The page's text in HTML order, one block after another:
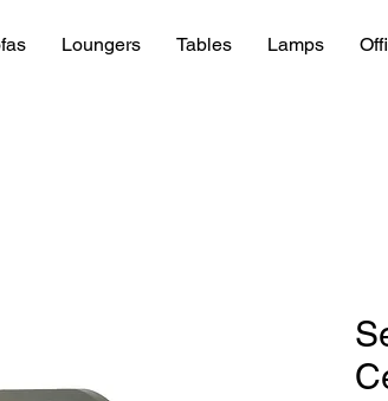
Loungers Tables Lamps